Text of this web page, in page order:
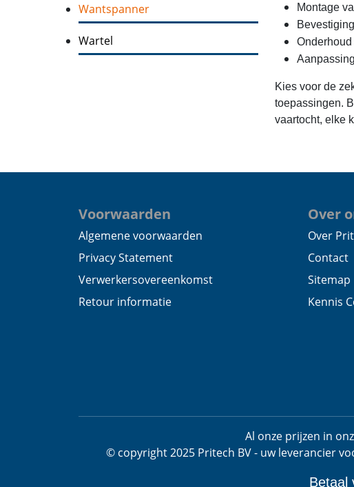
Wantspanner
Wartel
Montage
Kies voor de
toepassingen.
vaartocht, elke
Voorwaarden
Algemene voorwaarden
Privacy Statement
Verwerkersovereenkomst
Retour informatie
Over
Over
Contact
Sitemap
Kennis
Al onze prijzen in
© copyright 2025 Pritech BV - uw leverancier
Betaal